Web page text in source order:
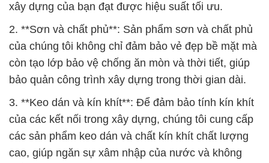
xây dựng của bạn đạt được hiệu suất tối ưu.
2. **Sơn và chất phủ**: Sản phẩm sơn và chất phủ
của chúng tôi không chỉ đảm bảo vẻ đẹp bề mặt mà
còn tạo lớp bảo vệ chống ăn mòn và thời tiết, giúp
bảo quản công trình xây dựng trong thời gian dài.
3. **Keo dán và kín khít**: Để đảm bảo tính kín khít
của các kết nối trong xây dựng, chúng tôi cung cấp
các sản phẩm keo dán và chất kín khít chất lượng
cao, giúp ngăn sự xâm nhập của nước và không